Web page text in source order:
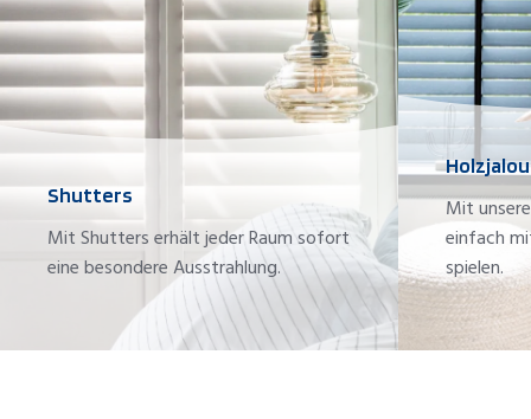
Shutters
Mit Shutters erhält jeder Raum sofort
eine besondere Ausstrahlung.
Mit
einfach
spielen.